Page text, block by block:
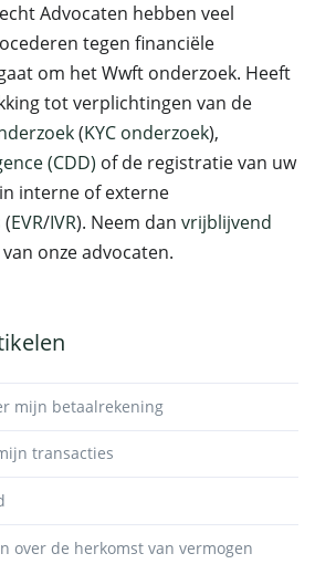
Advocaten hebben veel
tegen financiële
om het Wwft onderzoek. Heeft
tot verplichtingen van de
(KYC onderzoek),
(CDD) of de registratie van uw
interne of externe
EVR/IVR). Neem dan vrijblijvend
onze advocaten.
mijn betaalrekening
transacties
over de herkomst van vermogen